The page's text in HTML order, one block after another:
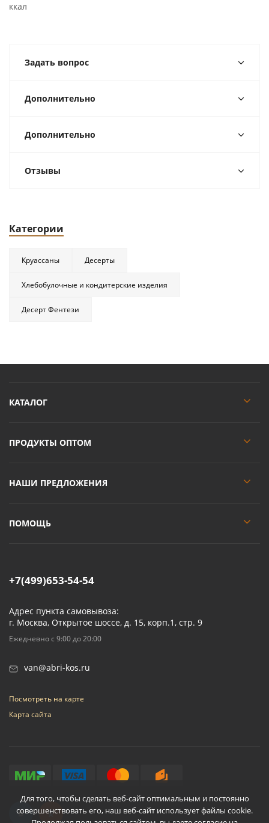
Для того, чтобы сделать веб-сайт оптимальным и постоянно
совершенствовать его, наш веб-сайт использует файлы cookie.
ккал
Задать вопрос
Дополнительно
Дополнительно
Отзывы
Категории
Круассаны Десерты
Хлебобулочные и кондитерские изделия
Десерт Фентези
КАТАЛОГ
ПРОДУКТЫ ОПТОМ
НАШИ ПРЕДЛОЖЕНИЯ
ПОМОЩЬ
+7(499)653-54-54
Адрес пункта самовывоза:
г. Москва, Открытое шоссе, д. 15, корп.1, стр. 9
Ежедневно с 9:00 до 20:00
van@abri-kos.ru
Посмотреть на карте
Карта сайта